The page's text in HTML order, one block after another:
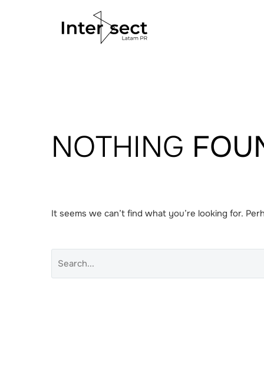
NOTHING
It seems we can’t find what you’re looking for.